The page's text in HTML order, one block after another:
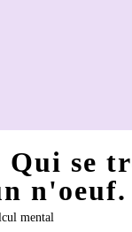
se
n'oeuf.
mental